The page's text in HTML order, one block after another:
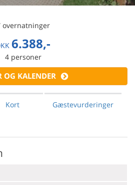
overnatninger
6.388,-
4 personer
OG KALENDER
Kort Gæstevurderinger